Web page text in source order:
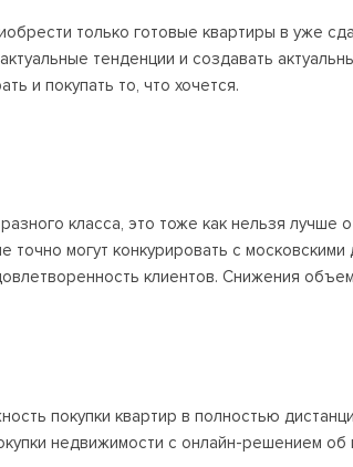
только готовые квартиры в уже
тенденции и создавать
и покупать то, что хочется.
класса, это тоже как нельзя
могут конкурировать с
клиентов. Снижения
покупки квартир в полностью
недвижимости с онлайн-решением